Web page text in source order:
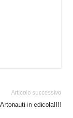
Articolo successivo
in edicola!!!!